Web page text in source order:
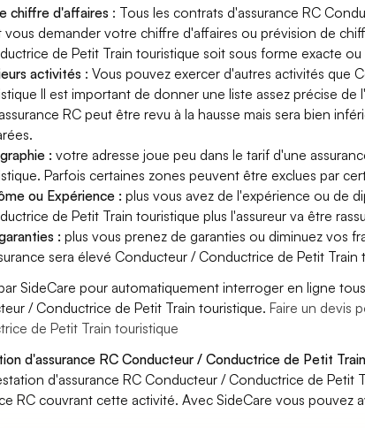
chiffre d'affaires : Tous les contrats d'assurance RC
vous demander votre chiffre d'affaires ou prévision de
de Petit Train touristique soit sous forme exacte
activités : Vous pouvez exercer d'autres activités que
Il est important de donner une liste assez précise de
RC peut être revu à la hausse mais sera bien
:votre adresse joue peu dans le tarif d'une
Parfois certaines zones peuvent être exclues par
ou Expérience :plus vous avez de l'expérience ou de
de Petit Train touristique plus l'assureur va être
:plus vous prenez de garanties ou diminuez vos
sera élevé Conducteur / Conductrice de Petit Train
SideCare pour automatiquement interroger en ligne
/ Conductrice de Petit Train touristique.Faire un devis
de Petit Train touristique
d'assurance RC Conducteur / Conductrice de Petit
d'assurance RC Conducteur / Conductrice de Petit
RC couvrant cette activité. Avec SideCare vous